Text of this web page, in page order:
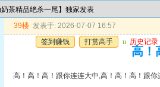
茶精品绝杀一尾】独家发表
39楼 发表于: 2026-07-07 16:57
签到赚钱
打赏高手 u 历史记录
高！
高！高！高！跟你连连大中,高！高！高！跟你